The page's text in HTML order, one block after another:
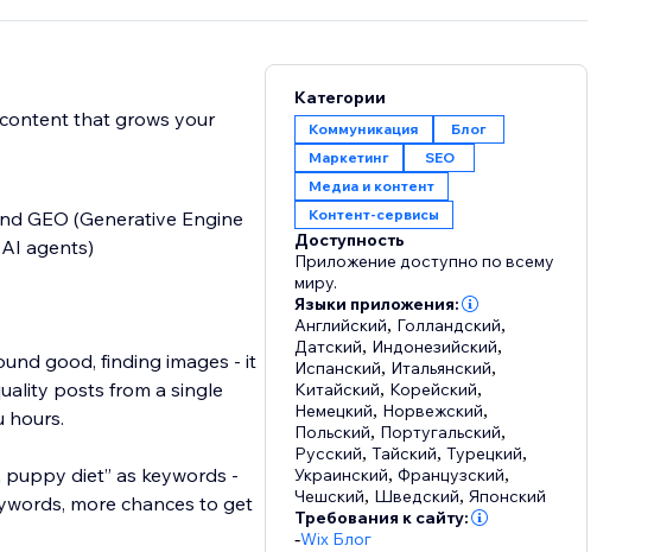
that grows your
GEO (Generative Engine
agents)
good, finding images - it
posts from a single
hours.
diet” as keywords -
more chances to get
Категории
Коммуникация
Блог
Маркетинг
SEO
Медиа и контент
Контент-сервисы
Доступность
Приложение доступно по всему
миру.
Языки приложения:
Английский, Голландский,
Датский, Индонезийский,
Испанский, Итальянский,
Китайский, Корейский,
Немецкий, Норвежский,
Польский, Португальский,
Русский,Тайский,Турецкий,
Украинский,Французский,
Чешский, Шведский,Японский
Требования к сайту:
-Wix Блог